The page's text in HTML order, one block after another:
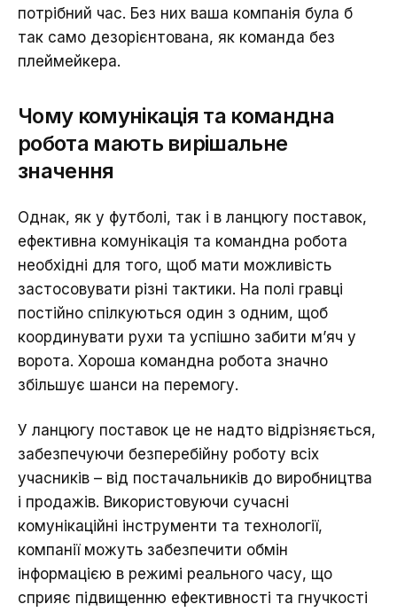
потрібний час. Без них ваша компанія була б
так само дезорієнтована, як команда без
плеймейкера.
Чому комунікація та командна
робота мають вирішальне
значення
Однак, як у футболі, так і в ланцюгу поставок,
ефективна комунікація та командна робота
необхідні для того, щоб мати можливість
застосовувати різні тактики. На полі гравці
постійно спілкуються один з одним, щоб
координувати рухи та успішно забити м’яч у
ворота. Хороша командна робота значно
збільшує шанси на перемогу.
У ланцюгу поставок це не надто відрізняється,
забезпечуючи безперебійну роботу всіх
учасників – від постачальників до виробництва
і продажів. Використовуючи сучасні
комунікаційні інструменти та технології,
компанії можуть забезпечити обмін
інформацією в режимі реального часу, що
сприяє підвищенню ефективності та гнучкості